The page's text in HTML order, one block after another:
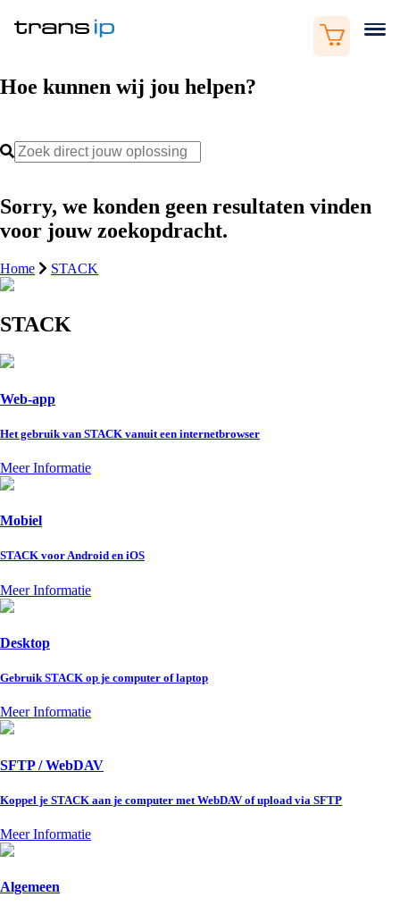
Hoe kunnen wij jou helpen?
Sorry, we konden geen resultaten vinden
voor jouw zoekopdracht.
Home STACK
STACK
Web-app
Het gebruik van STACK vanuit een internetbrowser
Meer Informatie
Mobiel
STACK voor Android en iOS
Meer Informatie
Desktop
Gebruik STACK op je computer of laptop
Meer Informatie
SFTP / WebDAV
Koppel je STACK aan je computer met WebDAV of upload via SFTP
Meer Informatie
Algemeen